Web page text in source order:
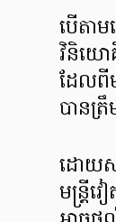
បើ​តា
វិនិយោ
ដែល​ពី​
បាន​ត្
ដោយស
មន្ត្រី​